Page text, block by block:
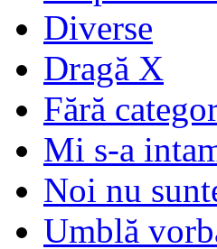
Diverse
Dragă X
Fără
Mi s-a
Noi nu
Umblă